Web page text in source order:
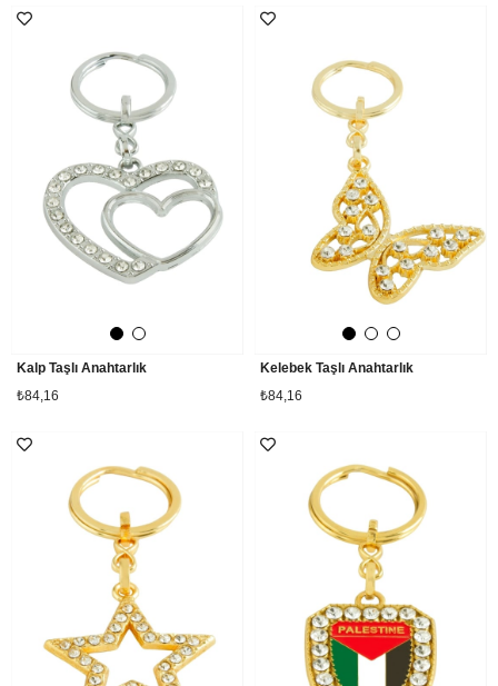
Kalp Taşlı Anahtarlık
₺84,16
Kelebek Taşlı Anahtarlık
₺84,16